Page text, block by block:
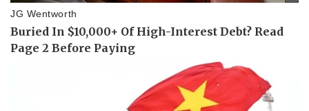
Thông tin doanh nghiệp
Doanh nghiệp 24h
Doanh nhân
Sành điệu
Chuyển đổi số